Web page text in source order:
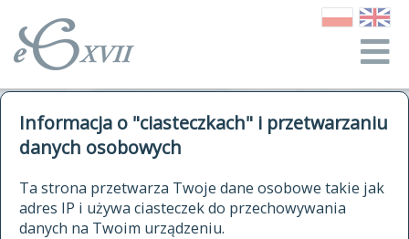
Informacja o "ciasteczkach" i przetwarzaniu
danych osobowych
Ta strona przetwarza Twoje dane osobowe takie jak
adres IP i używa ciasteczek do przechowywania
danych na Twoim urządzeniu.
autorzy Słownika
historia
publikacje
źródła
kwerendy
jak cytować Słownik
ELEKTRONICZNY SŁOWNIK
JĘZYKA POLSKIEGO